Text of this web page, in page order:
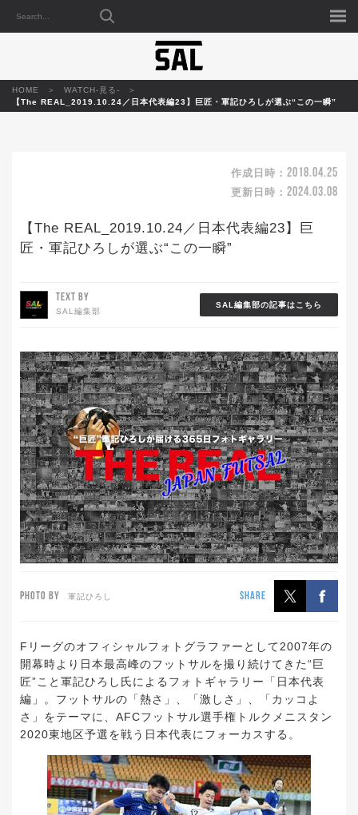
HOME
WATCH-見る-
【The REAL_2019.10.24／日本代表編23】巨匠・軍記ひろしが選ぶ“この一瞬”
作成日時： 2018.04.25
更新日時： 2024.03.08
【The REAL_2019.10.24／日本代表編23】巨
匠・軍記ひろしが選ぶ“この一瞬”
TEXT BY
SAL編集部
SAL編集部の記事はこちら
PHOTO BY 軍記ひろし SHARE
Fリーグのオフィシャルフォトグラファーとして2007年の
開幕時より日本最高峰のフットサルを撮り続けてきた“巨
匠”こと軍記ひろし氏によるフォトギャラリー「日本代表
編」。フットサルの「熱さ」、「激しさ」、「カッコよ
さ」をテーマに、AFCフットサル選手権トルクメニスタン
2020東地区予選を戦う日本代表にフォーカスする。